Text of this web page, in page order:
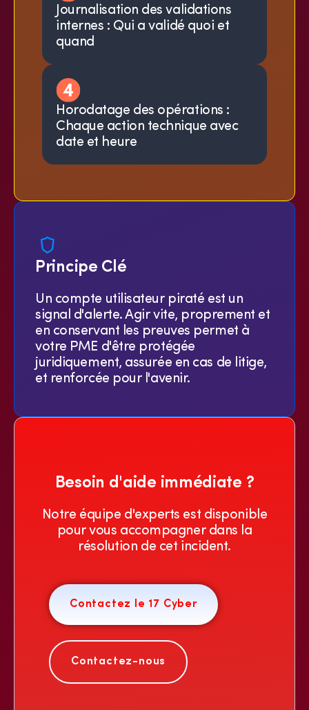
Journalisation des validations
internes : Qui a validé quoi et
quand
Horodatage des opérations :
Chaque action technique avec
date et heure
Principe Clé
Un compte utilisateur piraté est un
signal d'alerte. Agir vite, proprement et
en conservant les preuves permet à
votre PME d'être protégée
juridiquement, assurée en cas de litige,
et renforcée pour l'avenir.
Besoin d'aide immédiate ?
Notre équipe d'experts est disponible
pour vous accompagner dans la
résolution de cet incident.
Contactez le 17 Cyber
Contactez-nous